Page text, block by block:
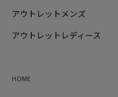
アウトレットメンズ
アウトレットレディース
HOME